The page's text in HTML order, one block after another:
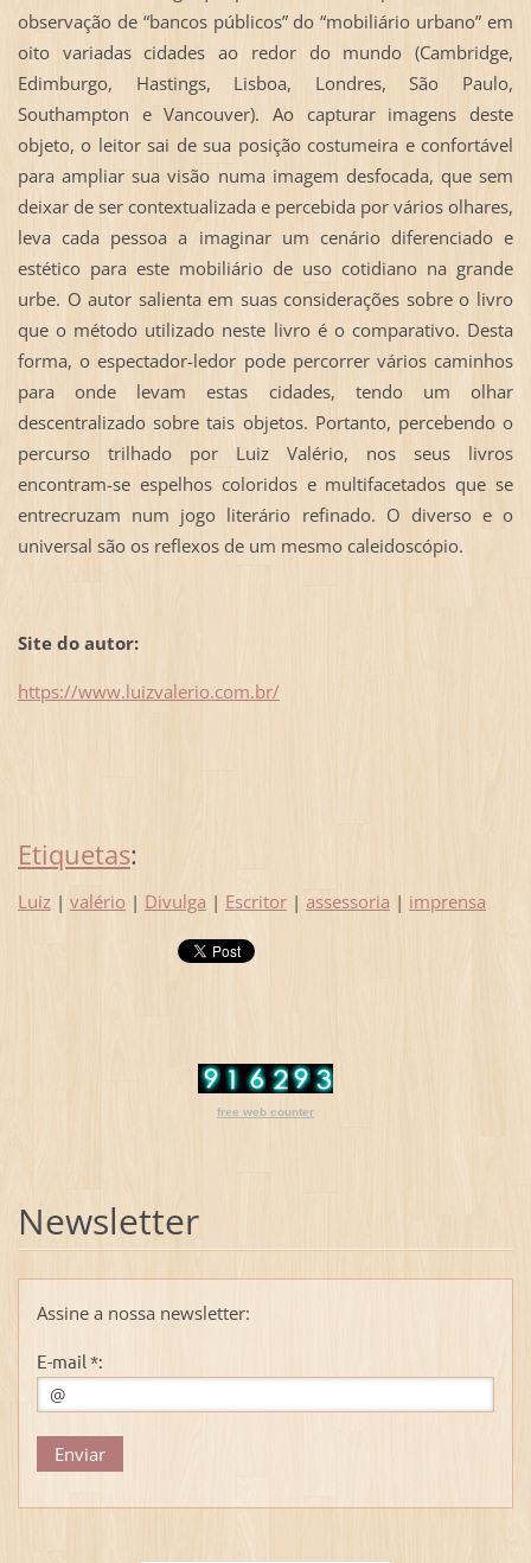
observação de “bancos públicos” do “mobiliário urbano” em
oito variadas cidades ao redor do mundo (Cambridge,
Edimburgo, Hastings, Lisboa, Londres, São Paulo,
Southampton e Vancouver). Ao capturar imagens deste
objeto, o leitor sai de sua posição costumeira e confortável
para ampliar sua visão numa imagem desfocada, que sem
deixar de ser contextualizada e percebida por vários olhares,
leva cada pessoa a imaginar um cenário diferenciado e
estético para este mobiliário de uso cotidiano na grande
urbe. O autor salienta em suas considerações sobre o livro
que o método utilizado neste livro é o comparativo. Desta
forma, o espectador-ledor pode percorrer vários caminhos
para onde levam estas cidades, tendo um olhar
descentralizado sobre tais objetos. Portanto, percebendo o
percurso trilhado por Luiz Valério, nos seus livros
encontram-se espelhos coloridos e multifacetados que se
entrecruzam num jogo literário refinado. O diverso e o
universal são os reflexos de um mesmo caleidoscópio.
Site do autor:
https://www.luizvalerio.com.br/
Etiquetas:
Luiz | valério | Divulga | Escritor | assessoria | imprensa
free web counter
Newsletter
Assine a nossa newsletter:
E-mail *: